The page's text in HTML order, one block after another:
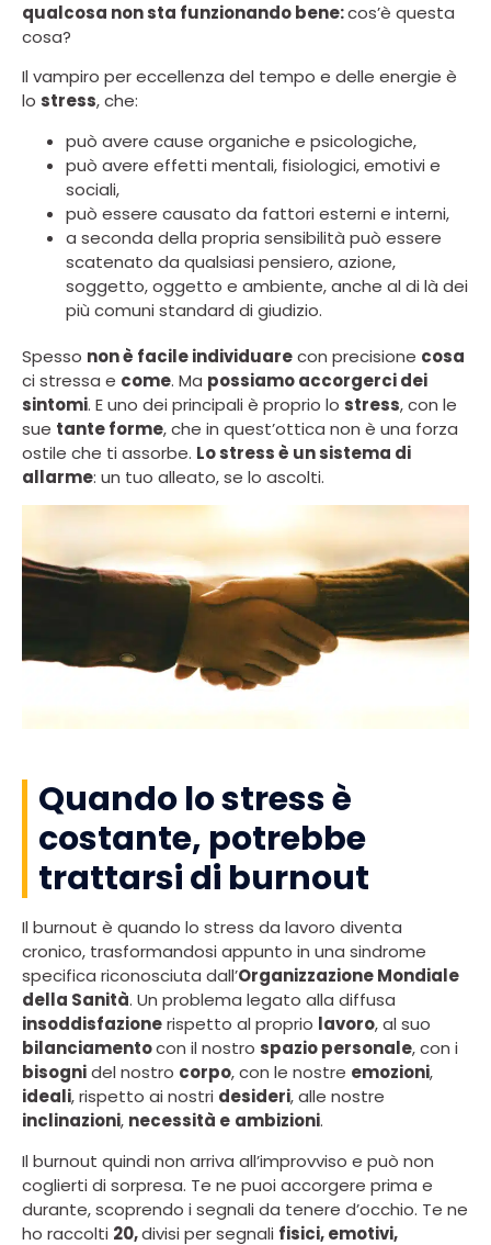
qualcosa non sta funzionando bene:cos’è questa
cosa?
Il vampiro per eccellenza del tempo e delle energie è
lo stress, che:
può avere cause organiche e psicologiche,
può avere effetti mentali, fisiologici, emotivi e
sociali,
può essere causato da fattori esterni e interni,
a seconda della propria sensibilità può essere
scatenato da qualsiasi pensiero, azione,
soggetto, oggetto e ambiente, anche al di là dei
più comuni standard di giudizio.
Spesso non è facile individuarecon precisione cosa
ci stressa e come. Ma possiamo accorgerci dei
sintomi. E uno dei principali è proprio lo stress, con le
sue tante forme, che in quest’ottica non è una forza
ostile che ti assorbe. Lo stress è un sistema di
allarme: un tuo alleato, se lo ascolti.
Quando lo stress è
costante, potrebbe
trattarsi di burnout
Il burnout è quando lo stress da lavoro diventa
cronico, trasformandosi appunto in una sindrome
specifica riconosciuta dall’Organizzazione Mondiale
della Sanità. Un problema legato alla diffusa
insoddisfazionerispetto al proprio lavoro, al suo
bilanciamentocon il nostro spazio personale, con i
bisognidel nostro corpo, con le nostre emozioni,
ideali, rispetto ai nostri desideri, alle nostre
inclinazioni, necessità e ambizioni.
Il burnout quindi non arriva all’improvviso e può non
coglierti di sorpresa. Te ne puoi accorgere prima e
durante, scoprendo i segnali da tenere d’occhio. Te ne
ho raccolti 20,divisi per segnali fisici, emotivi,